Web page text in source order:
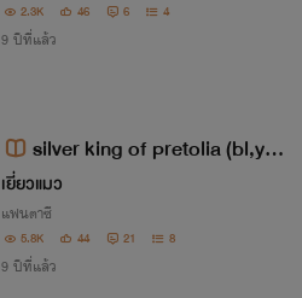
2.3K 46 6 4
9 ปีที่แล้ว
silver king of pretolia (bl,yao
i)
เยี่ยวแมว
แฟนตาซี
5.8K 44 21 8
9 ปีที่แล้ว